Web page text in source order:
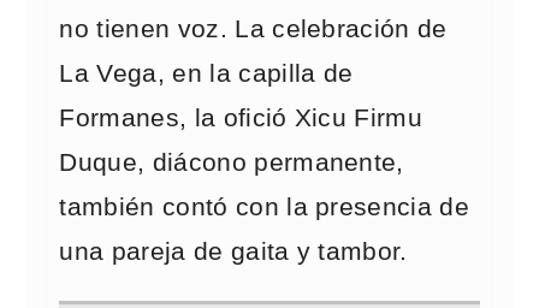
no tienen voz. La celebración de
La Vega, en la capilla de
Formanes, la ofició Xicu Firmu
Duque, diácono permanente,
también contó con la presencia de
una pareja de gaita y tambor.